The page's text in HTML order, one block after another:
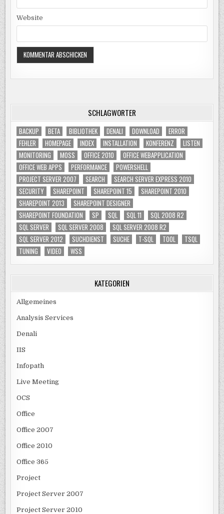
Website
SCHLAGWÖRTER
BACKUP BETA BIBLIOTHEK DENALI DOWNLOAD
ERROR
FEHLER
HOMEPAGE INDEX INSTALLATION KONFERENZ
LISTEN
MONITORING
MOSS OFFICE 2010
OFFICE WEBAPPLICATION
OFFICE WEB APPS
PERFORMANCE
POWERSHELL
PROJECT SERVER 2007
SEARCH
SEARCH SERVER EXPRESS 2010
SECURITY
SHAREPOINT SHAREPOINT 15
SHAREPOINT 2010
SHAREPOINT 2013
SHAREPOINT DESIGNER
SHAREPOINT FOUNDATION
SP SQL SQL 11
SQL 2008 R2
SQL SERVER
SQL SERVER 2008
SQL SERVER 2008 R2
SQL SERVER 2012
SUCHDIENST SUCHE T-SQL TOOL
TSQL
TUNING
VIDEO WSS
KATEGORIEN
Allgemeines
Analysis Services
Denali
IIS
Infopath
Live Meeting
OCS
Office
Office 2007
Office 2010
Office 365
Project
Project Server 2007
Project Server 2010